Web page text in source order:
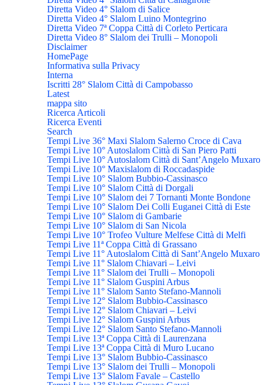
Diretta Video 4° Slalom di Salice
Diretta Video 4° Slalom Luino Montegrino
Diretta Video 7ª Coppa Città di Corleto Perticara
Diretta Video 8° Slalom dei Trulli – Monopoli
Disclaimer
HomePage
Informativa sulla Privacy
Interna
Iscritti 28° Slalom Città di Campobasso
Latest
mappa sito
Ricerca Articoli
Ricerca Eventi
Search
Tempi Live 36° Maxi Slalom Salerno Croce di Cava
Tempi Live 10° Autoslalom Città di San Piero Patti
Tempi Live 10° Autoslalom Città di Sant’Angelo Muxaro
Tempi Live 10° Maxislalom di Roccadaspide
Tempi Live 10° Slalom Bubbio-Cassinasco
Tempi Live 10° Slalom Città di Dorgali
Tempi Live 10° Slalom dei 7 Tornanti Monte Bondone
Tempi Live 10° Slalom Dei Colli Euganei Città di Este
Tempi Live 10° Slalom di Gambarie
Tempi Live 10° Slalom di San Nicola
Tempi Live 10° Trofeo Vulture Melfese Città di Melfi
Tempi Live 11ª Coppa Città di Grassano
Tempi Live 11° Autoslalom Città di Sant’Angelo Muxaro
Tempi Live 11° Slalom Chiavari – Leivi
Tempi Live 11° Slalom dei Trulli – Monopoli
Tempi Live 11° Slalom Guspini Arbus
Tempi Live 11° Slalom Santo Stefano-Mannoli
Tempi Live 12° Slalom Bubbio-Cassinasco
Tempi Live 12° Slalom Chiavari – Leivi
Tempi Live 12° Slalom Guspini Arbus
Tempi Live 12° Slalom Santo Stefano-Mannoli
Tempi Live 13ª Coppa Città di Laurenzana
Tempi Live 13ª Coppa Città di Muro Lucano
Tempi Live 13° Slalom Bubbio-Cassinasco
Tempi Live 13° Slalom dei Trulli – Monopoli
Tempi Live 13° Slalom Favale – Castello